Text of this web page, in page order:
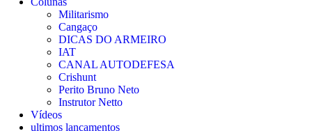
Militarismo
Cangaço
DICAS DO ARMEIRO
IAT
CANAL AUTODEFESA
Crishunt
Perito Bruno Neto
Instrutor Netto
Vídeos
ultimos lancamentos